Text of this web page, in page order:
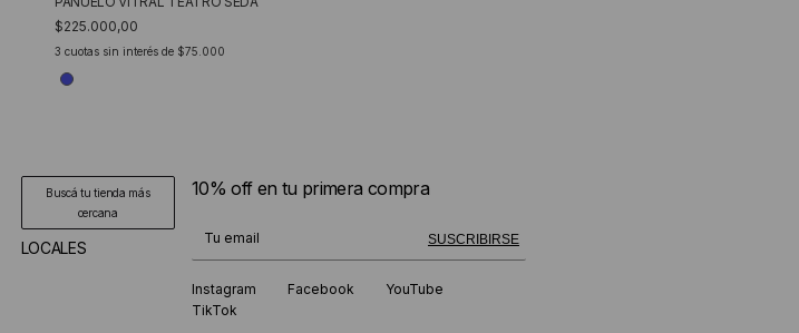
$225.000,00
3 cuotas sin interés de $75.000
Buscá tu tienda más
cercana
LOCALES
10% off en tu primera compra
SUSCRIBIRSE
¡Te suscribiste exitosamente!
Instagram Facebook
YouTube
TikTok